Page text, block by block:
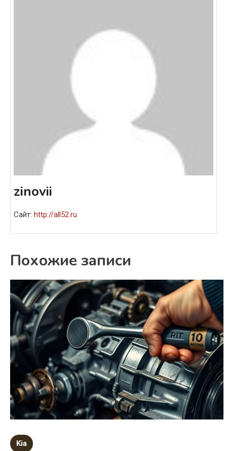
zinovii
Сайт: http://all52.ru
Похожие записи
Kia